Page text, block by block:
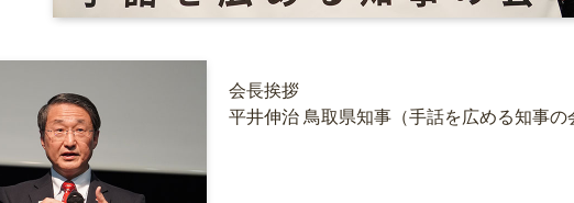
会長挨拶
平井伸治 鳥取県知事（手話を広める知事の